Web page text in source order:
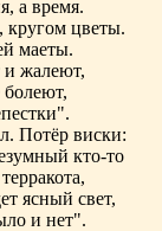
а время.
цветы.
маеты.
и жалеют,
Потёр виски:
кто-то
ясный свет,
и нет".